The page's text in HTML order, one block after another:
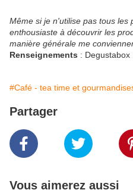
Même si je n'utilise pas tous les
enthousiaste à découvrir les
manière générale me
Renseignements : Degustabox
#Café - tea time et
Partager
Vous aimerez aussi